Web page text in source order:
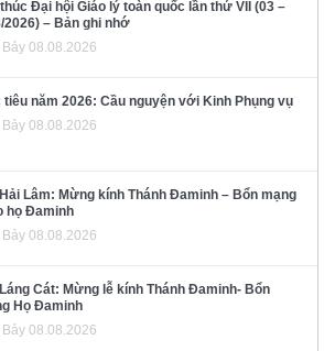
Đại hội Giáo lý toàn quốc lần thứ VII (03 –
2026) – Bản ghi nhớ
08.08.2026
tiêu năm 2026: Cầu nguyện với Kinh Phụng vụ
08.08.2026
Lâm: Mừng kính Thánh Đaminh – Bổn mạng
họ Đaminh
08.08.2026
Cát: Mừng lễ kính Thánh Đaminh- Bổn
Họ Đaminh
08.08.2026